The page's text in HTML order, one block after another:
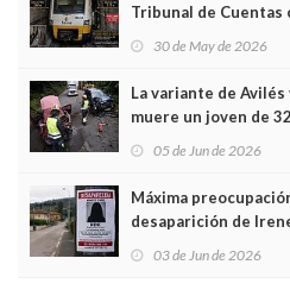
Tribunal de Cuentas
sobrecoste de los
30 de May de 2026
La variante de
muere un joven de
frontal
05 de Jun de 2026
Máxima
desaparición de
03 de Jun de 2026